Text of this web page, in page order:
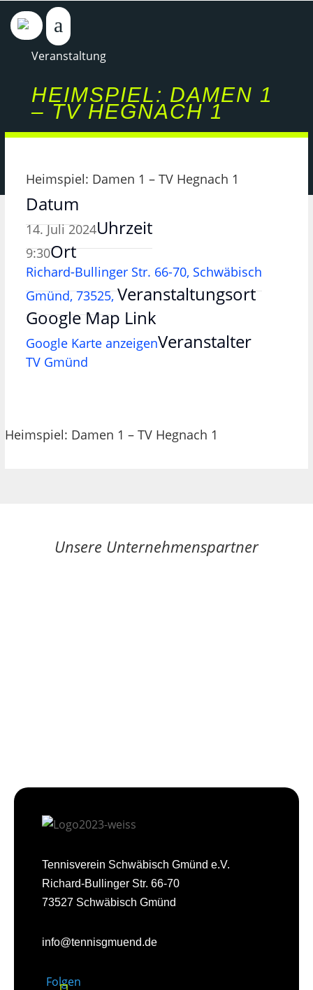
Veranstaltung
HEIMSPIEL: DAMEN 1
– TV HEGNACH 1
Heimspiel: Damen 1 – TV Hegnach 1
Datum
14. Juli 2024Uhrzeit
9:30Ort
Richard-Bullinger Str. 66-70, Schwäbisch
Gmünd, 73525,Veranstaltungsort
Google Map Link
Google Karte anzeigenVeranstalter
TV Gmünd
Heimspiel: Damen 1 – TV Hegnach 1
Unsere Unternehmenspartner
Tennisverein Schwäbisch Gmünd e.V.
Richard-Bullinger Str. 66-70
73527 Schwäbisch Gmünd
info@tennisgmuend.de
Folgen